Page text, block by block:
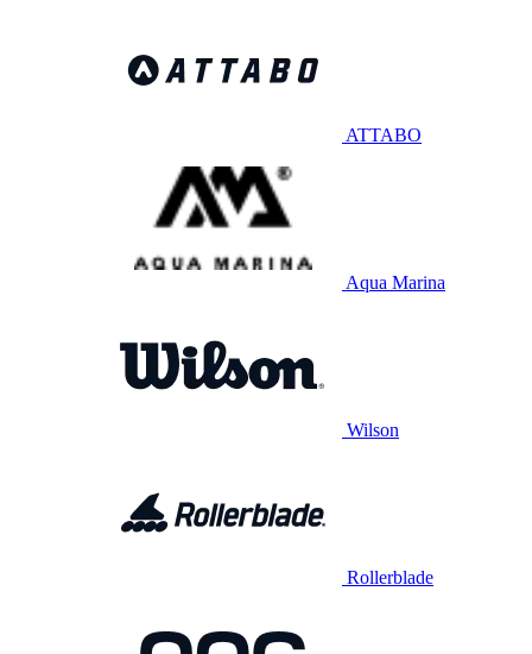
ATTABO
Aqua Marina
Wilson
Rollerblade